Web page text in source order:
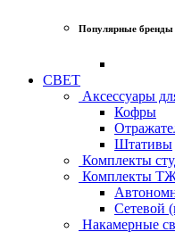
Популярные бренды
СВЕТ
Аксессуары
Кофры
Штативы
Комплекты
Комплекты
Сетевой
Накамерные